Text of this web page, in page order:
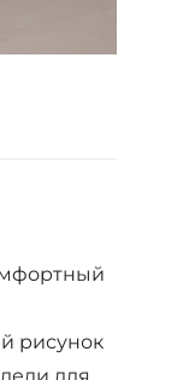
рисунок
для